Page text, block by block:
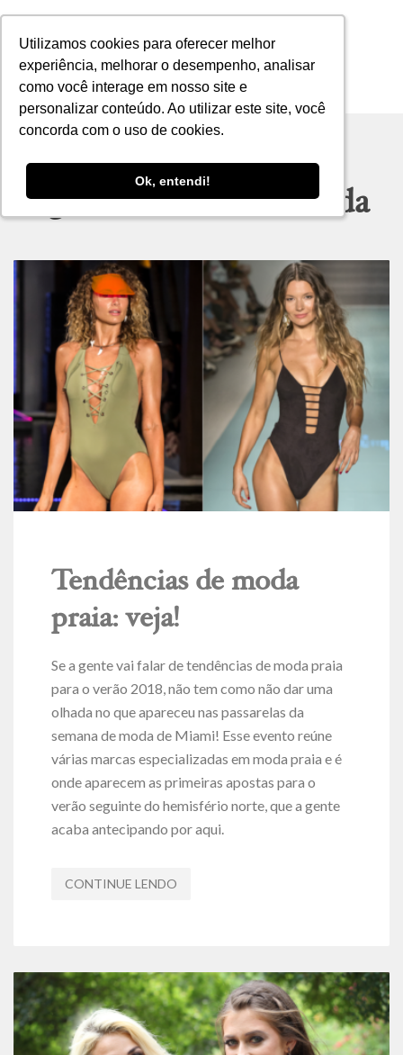
Utilizamos cookies para oferecer melhor
experiência, melhorar o desempenho, analisar
como você interage em nosso site e
personalizar conteúdo. Ao utilizar este site, você
concorda com o uso de cookies.
Ok, entendi!
Utilizamos cookies para oferecer melhor
experiência, melhorar o desempenho, analisar
como você interage em nosso site e
personalizar conteúdo. Ao utilizar este site, você
concorda com o uso de cookies.
Ok, entendi!
MENU
Tag archive: dica de moda
Tendências de moda
praia: veja!
Se a gente vai falar de tendências de moda praia
para o verão 2018, não tem como não dar uma
olhada no que apareceu nas passarelas da
semana de moda de Miami! Esse evento reúne
várias marcas especializadas em moda praia e é
onde aparecem as primeiras apostas para o
verão seguinte do hemisfério norte, que a gente
acaba antecipando por aqui.
CONTINUE LENDO